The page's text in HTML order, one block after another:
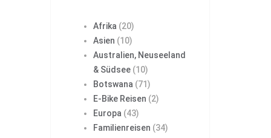
Afrika(20)
Asien (10)
Australien, Neuseeland
& Südsee(10)
Botswana(71)
E-Bike Reisen (2)
Europa(43)
Familienreisen (34)